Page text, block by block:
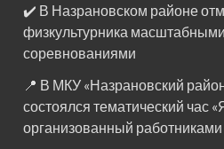
✔️ В Назрановском районе
физкультурника
соревнованиями
📍 В МКУ «Назрановский
состоялся тематический час
организованный